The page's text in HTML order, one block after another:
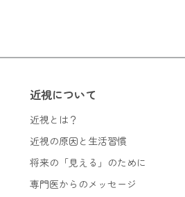
近視について
近視とは？
近視の原因と生活習慣
将来の「見える」のために
専門医からのメッセージ